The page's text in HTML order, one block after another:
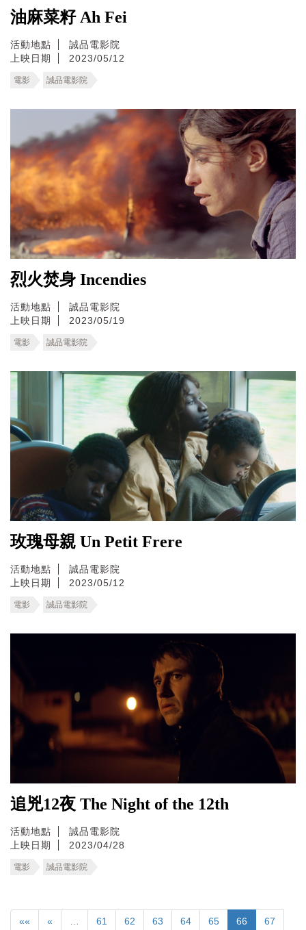
油麻菜籽 Ah Fei
活動地點
誠品電影院
上映日期
2023/05/12
電影 誠品電影院
烈火焚身 Incendies
活動地點
誠品電影院
上映日期
2023/05/19
電影 誠品電影院
玫瑰母親 Un Petit Frere
活動地點
誠品電影院
上映日期
2023/05/12
電影 誠品電影院
追兇12夜 The Night of the 12th
活動地點
誠品電影院
上映日期
2023/04/28
電影 誠品電影院
«« « 61 62 63 64 65 66 67